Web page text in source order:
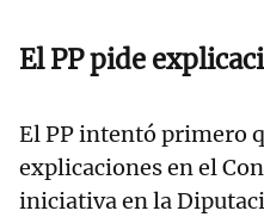
El PP pide
El PP intentó primero
explicaciones en el
iniciativa en la